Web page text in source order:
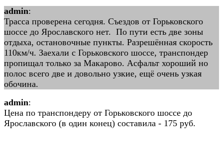
admin:
Трасса проверена сегодня. Съездов от Горьковского
шоссе до Ярославского нет. По пути есть две зоны
отдыха, остановочные пункты. Разрешённая скорость
110км/ч. Заехали с Горьковского шоссе, транспондер
пропищал только за Макарово. Асфальт хороший но
полос всего две и довольно узкие, ещё очень узкая
обочина.
admin:
Цена по транспондеру от Горьковского шоссе до
Ярославского (в один конец) составила - 175 руб.